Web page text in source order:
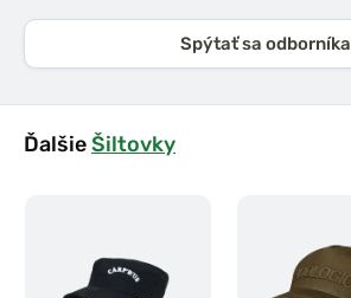
Spýtať sa odborníka
ĎalšieŠiltovky